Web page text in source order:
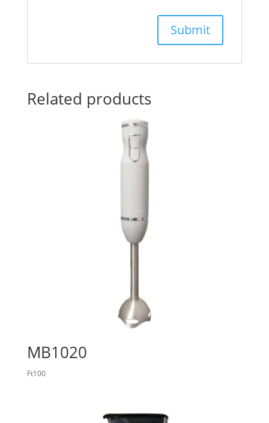
Related products
MB1020
Ft100